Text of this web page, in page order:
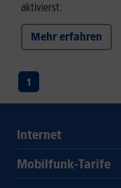
aktivierst.
Mehr erfahren
1
Internet
Mobilfunk-Tarife